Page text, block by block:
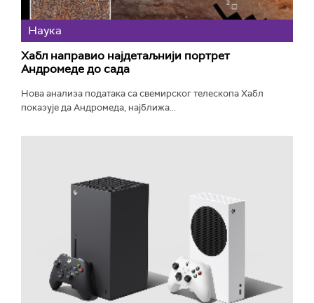
Наука
Хабл направио најдетаљнији портрет
Андромеде до сада
Нова анализа података са свемирског телескопа Хабл
показује да Андромеда, најближа...